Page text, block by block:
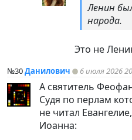
Ленин
народа.
Это не
№30Данилович 6 июля 2026
А святитель
Судя по перлам
не читал
Иоанна: